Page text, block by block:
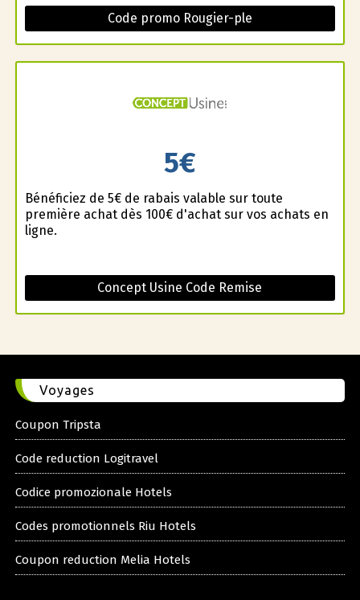
Code promo Rougier-ple
5€
Bénéficiez de 5€ de rabais valable sur toute
première achat dès 100€ d'achat sur vos achats en
ligne.
Concept Usine Code Remise
Voyages
Coupon Tripsta
Code reduction Logitravel
Codice promozionale Hotels
Codes promotionnels Riu Hotels
Coupon reduction Melia Hotels